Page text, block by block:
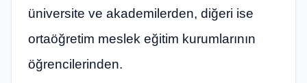
üniversite ve akademilerden, diğeri ise
ortaöğretim meslek eğitim kurumlarının
öğrencilerinden.